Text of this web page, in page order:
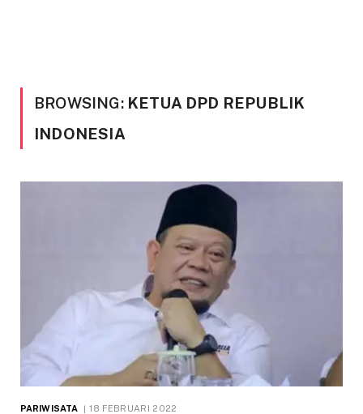
BROWSING: KETUA DPD REPUBLIK
INDONESIA
PARIWISATA 18 FEBRUARI 2022